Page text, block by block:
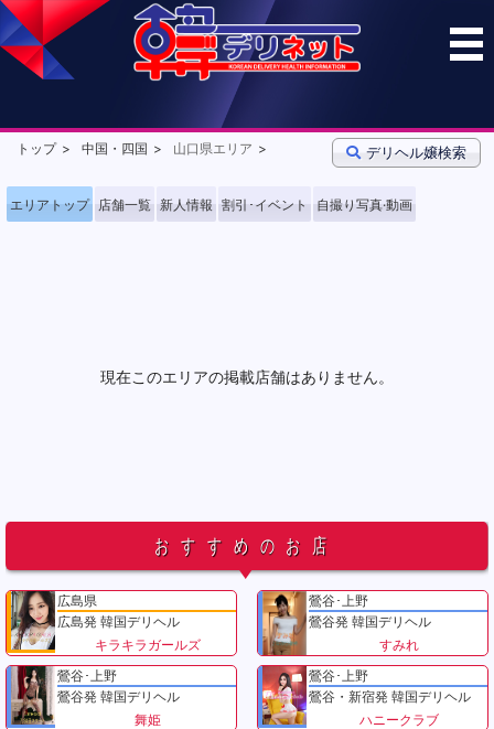
トップ 中国・四国 山口県エリア デリヘル嬢検索
エリアトップ 店舗一覧 新人情報 割引･イベント 自撮り写真·動画
現在このエリアの掲載店舗はありません。
おすすめのお店
広島県
広島発 韓国デリヘル
キラキラガールズ
鶯谷･上野
鶯谷発 韓国デリヘル
すみれ
鶯谷･上野
鶯谷発 韓国デリヘル
舞姫
鶯谷･上野
鶯谷・新宿発 韓国デリヘル
ハニークラブ